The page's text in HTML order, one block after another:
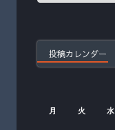
投稿カレンダー
月 火 水